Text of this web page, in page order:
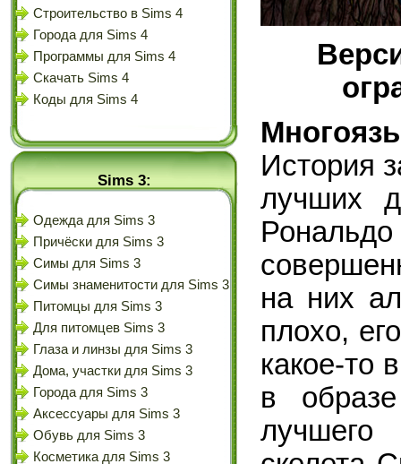
Строительство в Sims 4
Города для Sims 4
Программы для Sims 4
Скачать Sims 4
Коды для Sims 4
Sims 3:
Одежда для Sims 3
Причёски для Sims 3
Симы для Sims 3
Симы знаменитости для Sims 3
Питомцы для Sims 3
Для питомцев Sims 3
Глаза и линзы для Sims 3
Дома, участки для Sims 3
Города для Sims 3
Аксессуары для Sims 3
Обувь для Sims 3
Косметика для Sims 3
История
лучших
на них
плохо,
какое-то
в